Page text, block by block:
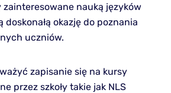
nauką języków
okazję do poznania
uczniów.
zapisanie się na kursy
przez szkoły takie jak NLS